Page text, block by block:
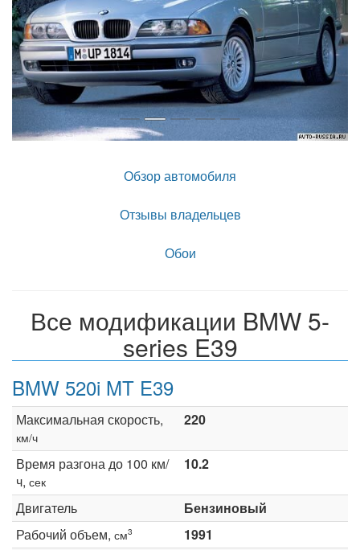
Обзор автомобиля
Отзывы владельцев
Обои
Все модификации BMW 5-
series E39
BMW 520i MT E39
Максимальная скорость,
км/ч
220
Время разгона до 100 км/
ч, сек
10.2
Двигатель
Бензиновый
Рабочий объем, см3
1991